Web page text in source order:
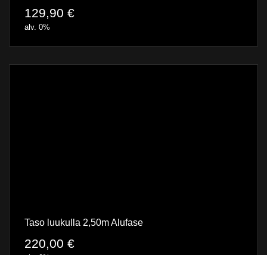
129,90 €
alv. 0%
Taso luukulla 2,50m Alufase
220,00 €